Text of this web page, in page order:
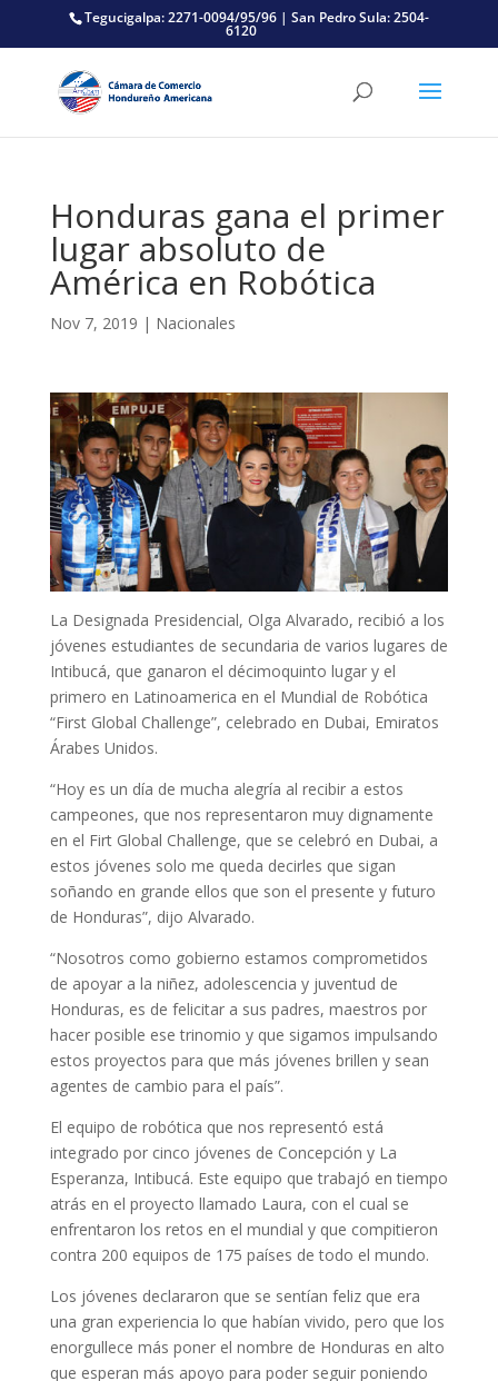
Tegucigalpa: 2271-0094/95/96 | San Pedro Sula: 2504-
6120
Honduras gana el primer
lugar absoluto de
América en Robótica
Nov 7, 2019 | Nacionales
La Designada Presidencial, Olga Alvarado, recibió a los
jóvenes estudiantes de secundaria de varios lugares de
Intibucá, que ganaron el décimoquinto lugar y el
primero en Latinoamerica en el Mundial de Robótica
“First Global Challenge”, celebrado en Dubai, Emiratos
Árabes Unidos.
“Hoy es un día de mucha alegría al recibir a estos
campeones, que nos representaron muy dignamente
en el Firt Global Challenge, que se celebró en Dubai, a
estos jóvenes solo me queda decirles que sigan
soñando en grande ellos que son el presente y futuro
de Honduras”, dijo Alvarado.
“Nosotros como gobierno estamos comprometidos
de apoyar a la niñez, adolescencia y juventud de
Honduras, es de felicitar a sus padres, maestros por
hacer posible ese trinomio y que sigamos impulsando
estos proyectos para que más jóvenes brillen y sean
agentes de cambio para el país”.
El equipo de robótica que nos representó está
integrado por cinco jóvenes de Concepción y La
Esperanza, Intibucá. Este equipo que trabajó en tiempo
atrás en el proyecto llamado Laura, con el cual se
enfrentaron los retos en el mundial y que compitieron
contra 200 equipos de 175 países de todo el mundo.
Los jóvenes declararon que se sentían feliz que era
una gran experiencia lo que habían vivido, pero que los
enorgullece más poner el nombre de Honduras en alto
que esperan más apoyo para poder seguir poniendo